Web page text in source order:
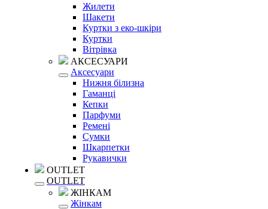
Жилети
Шакети
Куртки з еко-шкіри
Куртки
Вітрівка
АКСЕСУАРИ
Аксесуари
Нижня білизна
Гаманці
Кепки
Парфуми
Ремені
Сумки
Шкарпетки
Рукавички
OUTLET
OUTLET
ЖІНКАМ
Жінкам